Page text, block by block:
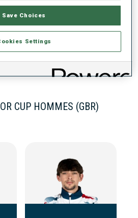
CUP HOMMES (GBR)
Save Choices
Settings